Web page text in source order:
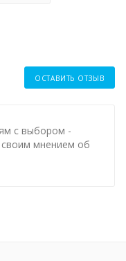
ОСТАВИТЬ ОТЗЫВ
с выбором -
мнением об